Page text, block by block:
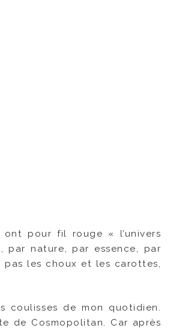
pour fil rouge « l’univers
par nature, par essence, par
les choux et les carottes,
coulisses de mon quotidien.
de Cosmopolitan. Car après